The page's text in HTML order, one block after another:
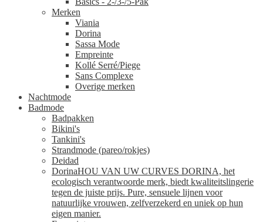
Merken
Viania
Dorina
Sassa Mode
Empreinte
Kollé Serré/Piege
Sans Complexe
Overige merken
Nachtmode
Badmode
Badpakken
Bikini's
Tankini's
Strandmode (pareo/rokjes)
Deidad
DorinaHOU VAN UW CURVES DORINA, het
ecologisch verantwoorde merk, biedt kwaliteitslingerie
tegen de juiste prijs. Pure, sensuele lijnen voor
natuurlijke vrouwen, zelfverzekerd en uniek op hun
eigen manier.